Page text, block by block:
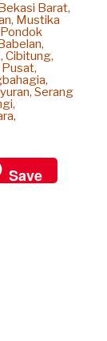
Barat,
Mustika
Cibitung,
Serang
Save